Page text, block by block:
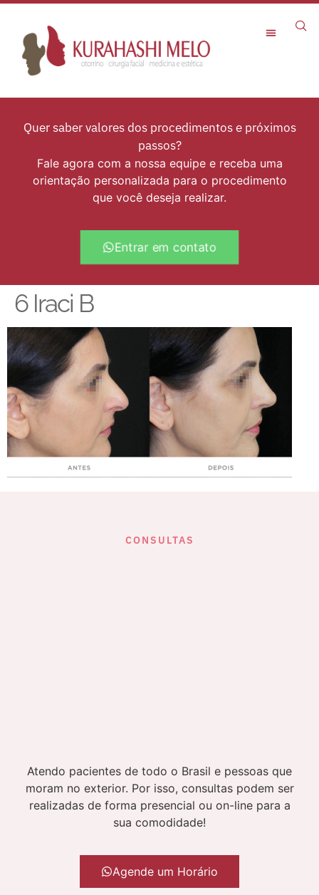
Quer saber valores dos procedimentos e próximos
passos?
Fale agora com a nossa equipe e receba uma
orientação personalizada para o procedimento
que você deseja realizar.
Entrar em contato
6 Iraci B
CONSULTAS
Atendo pacientes de todo o Brasil e pessoas que
moram no exterior. Por isso, consultas podem ser
realizadas de forma presencial ou on-line para a
sua comodidade!
Agende um Horário